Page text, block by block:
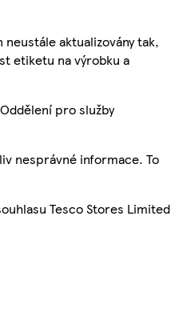
aktualizovány tak,
etiketu na výrobku a
pro služby
nesprávné informace. To
Tesco Stores Limited